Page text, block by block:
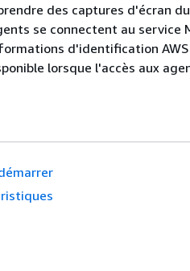
des captures d'écran
se connectent au service
d'identification AWS
lorsque l'accès aux